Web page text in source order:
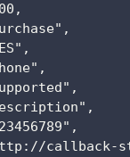
callback-